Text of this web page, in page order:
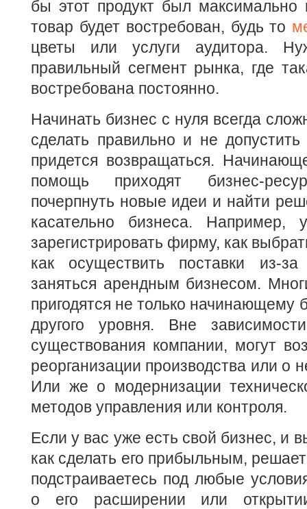
бы этот продукт был
товар будет востребован, будь то
цветы или услуги аудитора.
правильный сегмент рынка, где
востребована постоянно.
Начинать бизнес с нуля всегда
сделать правильно и не
придется возвращаться.
помощь приходят бизнес-
почерпнуть новые идеи и найти
касательно бизнеса. Например,
зарегистрировать фирму, как
как осуществить поставки из-
заняться арендным бизнесом.
пригодятся не только начинающему
другого уровня. Вне
существования компании, могут
реорганизации производства или о
Или же о модернизации
методов управления или контроля.
Если у вас уже есть свой бизнес, и
как сделать его прибыльным,
подстраиваетесь под любые
о его расширении или открытии